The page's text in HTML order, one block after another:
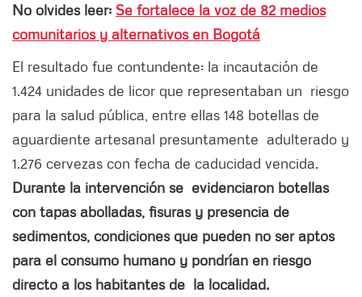
No olvides leer: Se fortalece la voz de 82 medios
comunitarios y alternativos en Bogotá
El resultado fue contundente: la incautación de
1.424 unidades de licor que representaban un riesgo
para la salud pública, entre ellas 148 botellas de
aguardiente artesanal presuntamente adulterado y
1.276 cervezas con fecha de caducidad vencida.
Durante la intervención se evidenciaron botellas
con tapas abolladas, fisuras y presencia de
sedimentos, condiciones que pueden no ser aptos
para el consumo humano y pondrían en riesgo
directo a los habitantes de la localidad.